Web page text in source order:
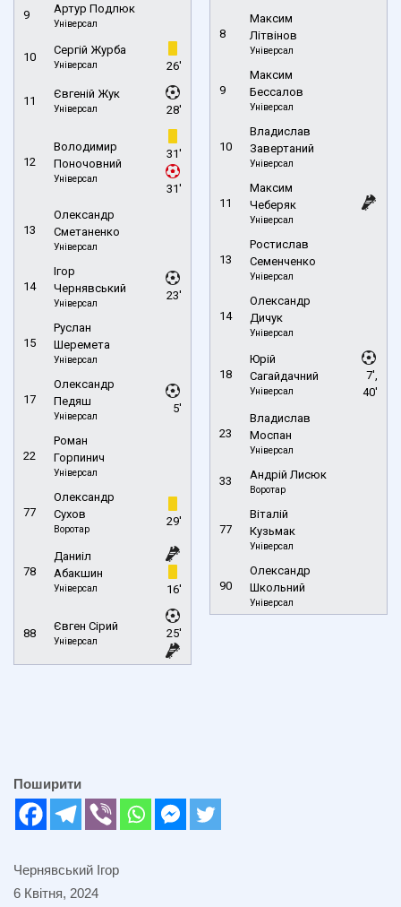
9 Артур Подлюк
Універсал
10
Сергій Журба
Універсал 26'
11
Євгеній Жук
Універсал 28'
12
Володимир
Поночовний
Універсал
31'
31'
13
Олександр
Сметаненко
Універсал
14
Ігор
Чернявський
Універсал
23'
15
Руслан
Шеремета
Універсал
17
Олександр
Педяш
Універсал
5'
22
Роман
Горпинич
Універсал
77
Олександр
Сухов
Воротар
29'
78
Даниіл
Абакшин
Універсал 16'
88
Євген Сірий
Універсал
25'
8
Максим
Літвінов
Універсал
9
Максим
Бессалов
Універсал
10
Владислав
Завертаний
Універсал
11
Максим
Чеберяк
Універсал
13
Ростислав
Семенченко
Універсал
14
Олександр
Дичук
Універсал
18
Юрій
Сагайдачний
Універсал
7',
40'
23
Владислав
Моспан
Універсал
33 Андрій Лисюк
Воротар
77
Віталій
Кузьмак
Універсал
90
Олександр
Школьний
Універсал
Поширити
Чернявський Ігор
6 Квітня, 2024